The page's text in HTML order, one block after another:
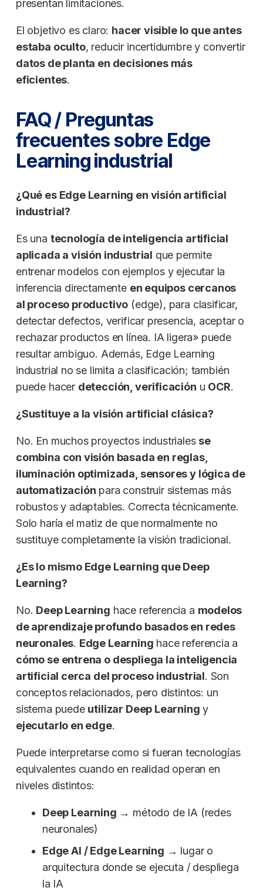
presentan limitaciones.
El objetivo es claro: hacer visible lo que antes
estaba oculto, reducir incertidumbre y convertir
datos de planta en decisiones más
eficientes.
FAQ / Preguntas
frecuentes sobre Edge
Learning industrial
¿Qué es Edge Learning en visión artificial
industrial?
Es una tecnología de inteligencia artificial
aplicada a visión industrial que permite
entrenar modelos con ejemplos y ejecutar la
inferencia directamente en equipos cercanos
al proceso productivo (edge), para clasificar,
detectar defectos, verificar presencia, aceptar o
rechazar productos en línea. IA ligera» puede
resultar ambiguo. Además, Edge Learning
industrial no se limita a clasificación; también
puede hacer detección, verificación u OCR.
¿Sustituye a la visión artificial clásica?
No. En muchos proyectos industriales se
combina con visión basada en reglas,
iluminación optimizada, sensores y lógica de
automatización para construir sistemas más
robustos y adaptables. Correcta técnicamente.
Solo haría el matiz de que normalmente no
sustituye completamente la visión tradicional.
¿Es lo mismo Edge Learning que Deep
Learning?
No. Deep Learning hace referencia a modelos
de aprendizaje profundo basados en redes
neuronales. Edge Learning hace referencia a
cómo se entrena o despliega la inteligencia
artificial cerca del proceso industrial. Son
conceptos relacionados, pero distintos: un
sistema puede utilizar Deep Learning y
ejecutarlo en edge.
Puede interpretarse como si fueran tecnologías
equivalentes cuando en realidad operan en
niveles distintos:
Deep Learning → método de IA (redes
neuronales)
Edge AI / Edge Learning → lugar o
arquitectura donde se ejecuta / despliega
la IA